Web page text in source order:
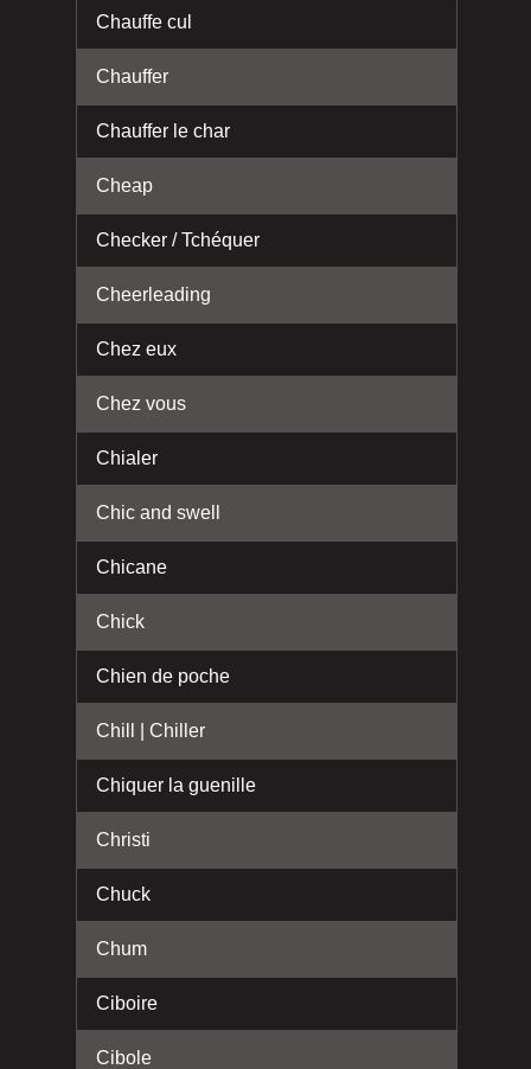
Chauffe cul
Chauffer
Chauffer le char
Cheap
Checker / Tchéquer
Cheerleading
Chez eux
Chez vous
Chialer
Chic and swell
Chicane
Chick
Chien de poche
Chill | Chiller
Chiquer la guenille
Christi
Chuck
Chum
Ciboire
Cibole